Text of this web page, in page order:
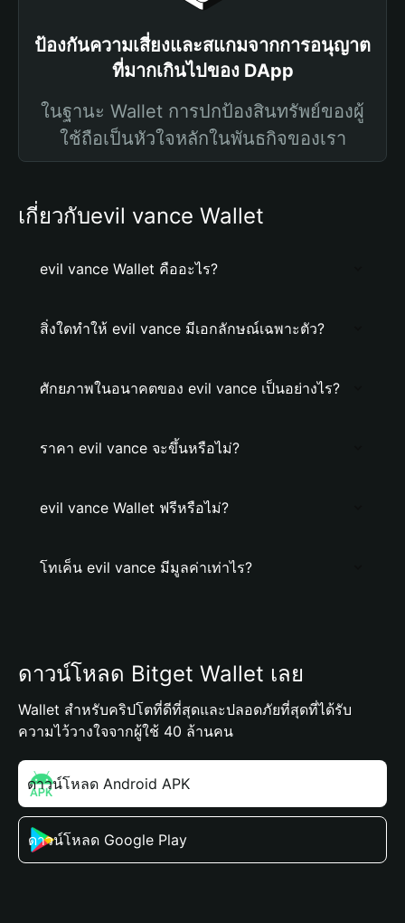
ป้องกันความเสี่ยงและสแกมจากการอนุญาต
ที่มากเกินไปของ DApp
ในฐานะ Wallet การปกป้องสินทรัพย์ของผู้
ใช้ถือเป็นหัวใจหลักในพันธกิจของเรา
เกี่ยวกับevil vance Wallet
evil vance Wallet คืออะไร?
สิ่งใดทำให้ evil vance มีเอกลักษณ์เฉพาะตัว?
ศักยภาพในอนาคตของ evil vance เป็นอย่างไร?
ราคา evil vance จะขึ้นหรือไม่?
evil vance Wallet ฟรีหรือไม่?
โทเค็น evil vance มีมูลค่าเท่าไร?
ดาวน์โหลด Bitget Wallet เลย
Wallet สำหรับคริปโตที่ดีที่สุดและปลอดภัยที่สุดที่ได้รับ
ความไว้วางใจจากผู้ใช้ 40 ล้านคน
ดาวน์โหลด Android APK
ดาวน์โหลด Google Play